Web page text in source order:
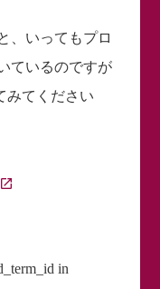
、いってもプロ
ているのですが
みてください
in